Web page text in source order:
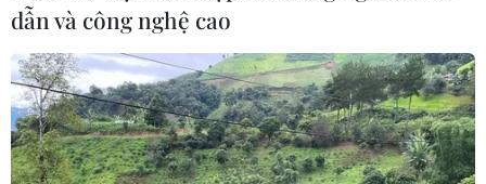
Hội nghị thượng đỉnh G7 tai Hiroshima ra
dẫn và công nghệ cao